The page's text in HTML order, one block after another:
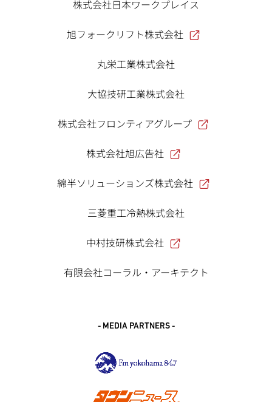
株式会社日本ワークプレイス
旭フォークリフト株式会社
丸栄工業株式会社
大協技研工業株式会社
株式会社フロンティアグループ
株式会社旭広告社
綿半ソリューションズ株式会社
三菱重工冷熱株式会社
中村技研株式会社
有限会社コーラル・アーキテクト
- MEDIA PARTNERS -